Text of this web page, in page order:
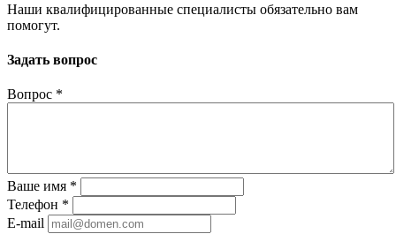
Наши квалифицированные специалисты обязательно вам
помогут.
Задать вопрос
Вопрос *
Ваше имя *
Телефон *
E-mail